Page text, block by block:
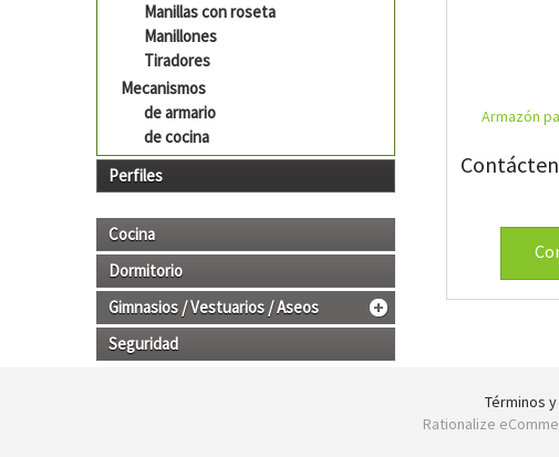
Manillas con roseta
Manillones
Tiradores
Mecanismos
de armario
de cocina
Perfiles
Cocina
Dormitorio
Gimnasios / Vestuarios / Aseos
Seguridad
Armazón
Términos
Rationalize